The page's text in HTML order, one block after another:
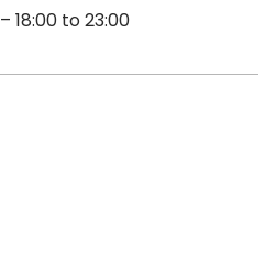
– 18:00 to 23:00